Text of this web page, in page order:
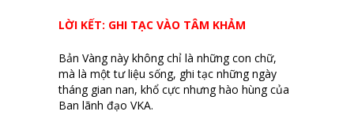
LỜI KẾT: GHI TẠC VÀO TÂM KHẢM
Bản Vàng này không chỉ là những con chữ,
mà là một tư liệu sống, ghi tạc những ngày
tháng gian nan, khổ cực nhưng hào hùng của
Ban lãnh đạo VKA.